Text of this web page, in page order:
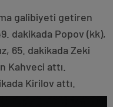
galibiyeti getiren
dakikada Popov (kk),
65. dakikada Zeki
Kahveci attı.
Kirilov attı.